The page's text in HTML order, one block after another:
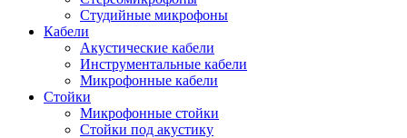
Студийные микрофоны
Кабели
Акустические кабели
Инструментальные кабели
Микрофонные кабели
Стойки
Микрофонные стойки
Стойки под акустику